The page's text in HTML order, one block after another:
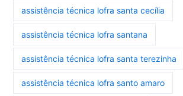
assistência técnica lofra santa cecília
assistência técnica lofra santana
assistência técnica lofra santa terezinha
assistência técnica lofra santo amaro